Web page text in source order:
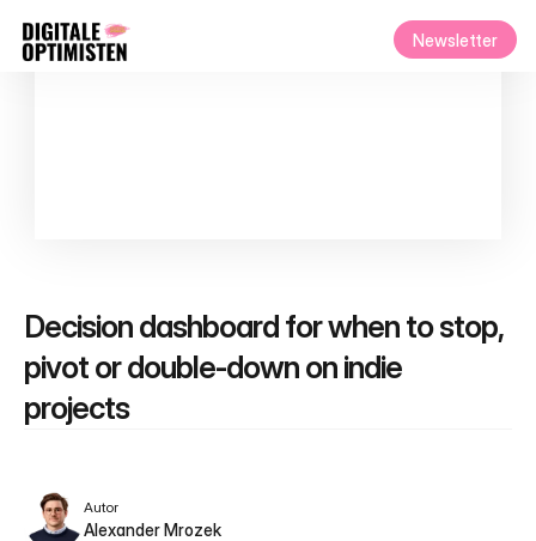
Newsletter
Decision dashboard for when to stop,
pivot or double-down on indie
projects
Autor
Alexander Mrozek